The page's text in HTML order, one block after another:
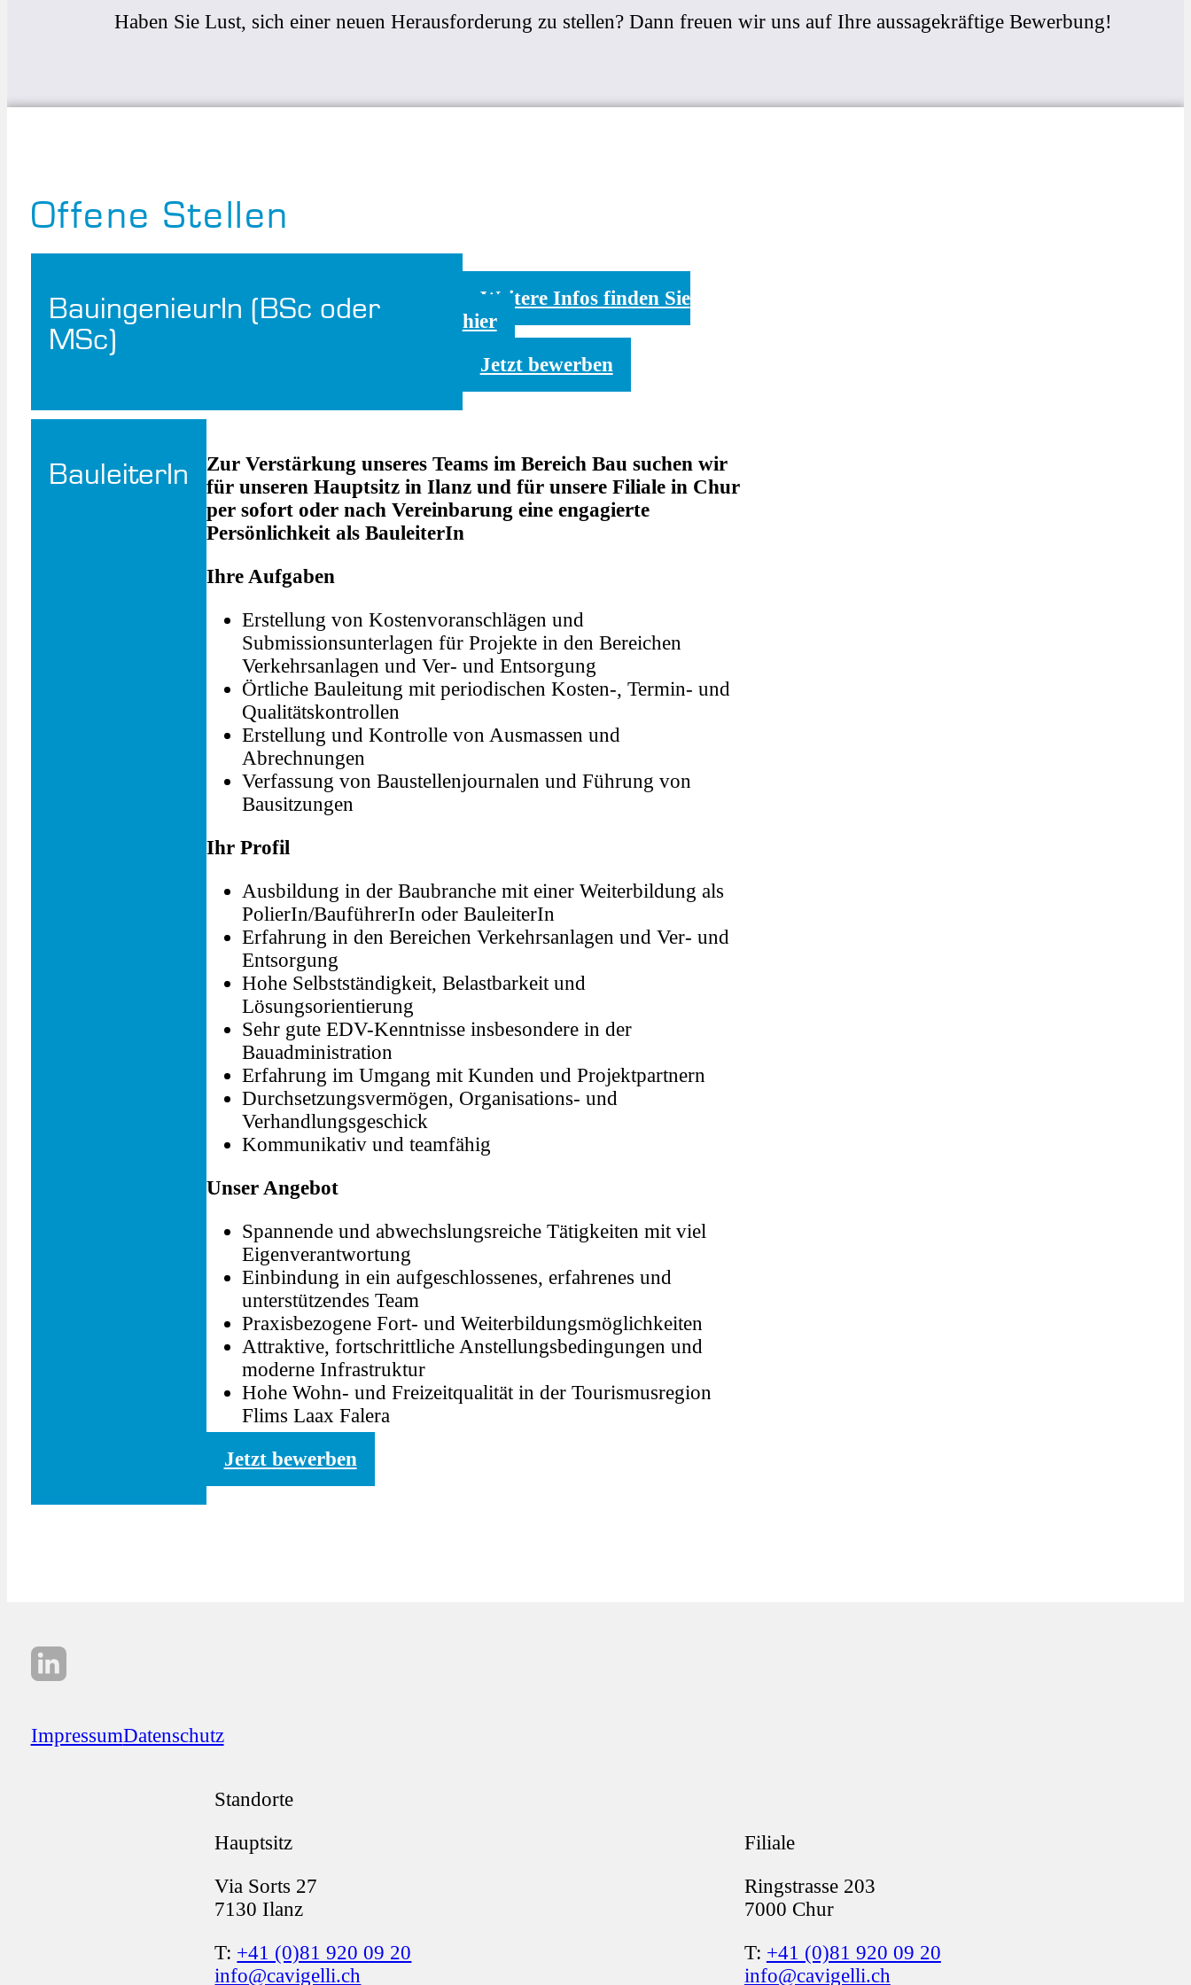
Haben Sie Lust, sich einer neuen Herausforderung zu stellen? Dann freuen wir uns auf Ihre aussagekräftige Bewerbung!
Offene Stellen
BauingenieurIn (BSc oder
MSc)
Weitere Infos finden Sie
hier
Jetzt bewerben
BauleiterIn
Zur Verstärkung unseres Teams im Bereich Bau suchen wir
für unseren Hauptsitz in Ilanz und für unsere Filiale in Chur
per sofort oder nach Vereinbarung eine engagierte
Persönlichkeit als BauleiterIn
Ihre Aufgaben
Erstellung von Kostenvoranschlägen und
Submissionsunterlagen für Projekte in den Bereichen
Verkehrsanlagen und Ver- und Entsorgung
Örtliche Bauleitung mit periodischen Kosten-, Termin- und
Qualitätskontrollen
Erstellung und Kontrolle von Ausmassen und
Abrechnungen
Verfassung von Baustellenjournalen und Führung von
Bausitzungen
Ihr Profil
Ausbildung in der Baubranche mit einer Weiterbildung als
PolierIn/BauführerIn oder BauleiterIn
Erfahrung in den Bereichen Verkehrsanlagen und Ver- und
Entsorgung
Hohe Selbstständigkeit, Belastbarkeit und
Lösungsorientierung
Sehr gute EDV-Kenntnisse insbesondere in der
Bauadministration
Erfahrung im Umgang mit Kunden und Projektpartnern
Durchsetzungsvermögen, Organisations- und
Verhandlungsgeschick
Kommunikativ und teamfähig
Unser Angebot
Spannende und abwechslungsreiche Tätigkeiten mit viel
Eigenverantwortung
Einbindung in ein aufgeschlossenes, erfahrenes und
unterstützendes Team
Praxisbezogene Fort- und Weiterbildungsmöglichkeiten
Attraktive, fortschrittliche Anstellungsbedingungen und
moderne Infrastruktur
Hohe Wohn- und Freizeitqualität in der Tourismusregion
Flims Laax Falera
Jetzt bewerben
ImpressumDatenschutz
Standorte
Hauptsitz
Via Sorts 27
7130 Ilanz
T: +41 (0)81 920 09 20
info@cavigelli.ch
Filiale
Ringstrasse 203
7000 Chur
T: +41 (0)81 920 09 20
info@cavigelli.ch